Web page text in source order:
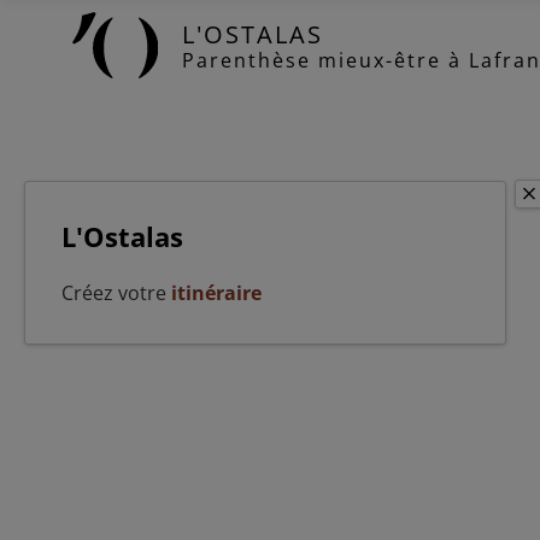
L'OSTALAS
Parenthèse mieux-être à
L'Ostalas
Créez votre itinéraire
Panneau de gestion des cookies